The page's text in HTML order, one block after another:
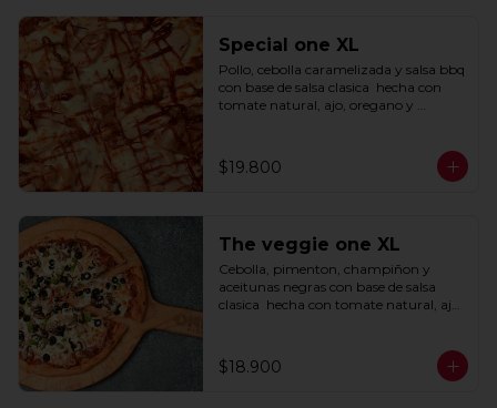
Special one XL
Pollo, cebolla caramelizada y salsa bbq
con base de salsa clasica  hecha con
tomate natural, ajo, oregano y
$19.800
The veggie one XL
Cebolla, pimenton, champiñon y
aceitunas negras con base de salsa
clasica  hecha con tomate natural, ajo,
$18.900